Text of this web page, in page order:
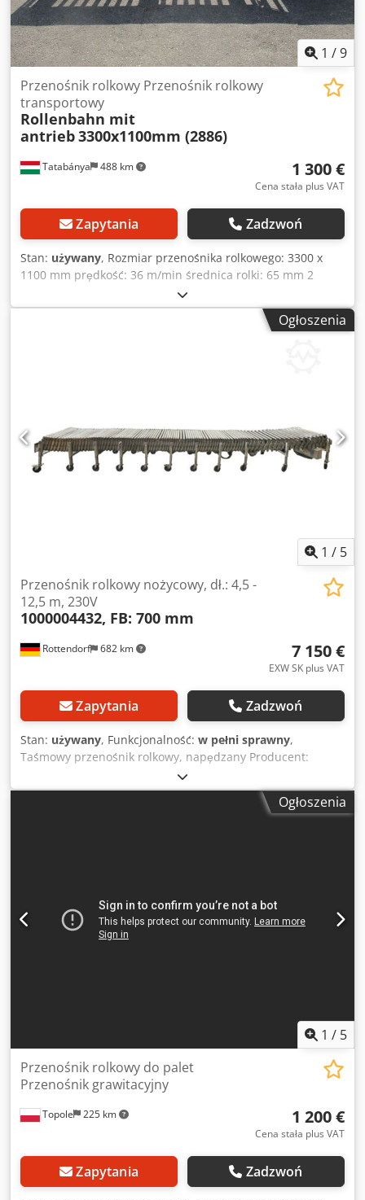
1 /9
Tatabánya 488 km
Przenośnik rolkowy Przenośnik rolkowy
transportowy
Rollenbahn mit
antrieb3300x1100mm (2886)
1 300 €
Cena stała plus VAT
Zapytania Zadzwoń
Stan: używany, Rozmiar przenośnika rolkowego: 3300 x
1100 mm prędkość: 36 m/min średnica rolki: 65 mm 2
paski: 1050x370mm Dksdpstwnd Djfx Aqier prędkość: 10
m/min
Ogłoszenia
1 / 5
Rottendorf 682 km
Przenośnik rolkowy nożycowy, dł.: 4,5 -
12,5 m, 230V
1000004432, FB: 700 mm
7 150 €
EXW SK plus VAT
Zapytania Zadzwoń
Stan: używany, Funkcjonalność: w pełni sprawny,
Taśmowy przenośnik rolkowy, napędzany Producent:
Nieznany Rok produkcji: Nieznany Wymiary całkowite
(długość x szerokość x wysokość) w mm: 4500 x 1150 x 700
Szerokość z napędem: 1050 Długość taśmy w mm (w
Materiał rolki nośnej: stal Podział rolek w mm (w pozycji
złożonej): 50 Podział rolek w mm (w pozycji rozłożonej): 115
Napęd: 10 x stacja silnikowa Producent silnika: SEW Dane
Ogłoszenia
1 / 5
Topole 225 km
Przenośnik rolkowy do palet
Przenośnik grawitacyjny
1 200 €
Cena stała plus VAT
Zapytania Zadzwoń